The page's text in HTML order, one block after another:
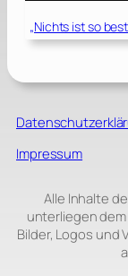
„Nichts ist so
Impressum
Alle Inhalte
unterliegen
Bilder, Logos und